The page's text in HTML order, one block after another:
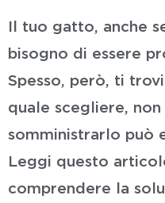
Il tuo gatto, anche
bisogno di essere
Spesso, però, ti
quale scegliere,
somministrarlo può
Leggi questo
comprendere la